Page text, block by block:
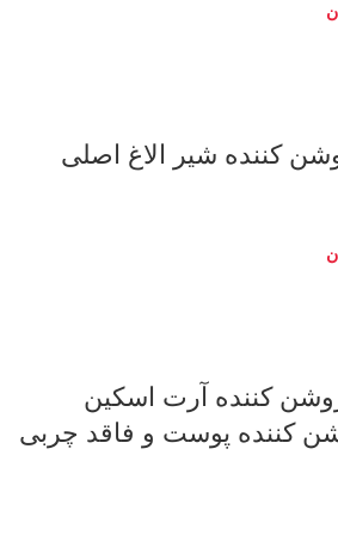
کننده شیر الاغ اصلی
کننده آرت اسکین
کننده پوست و فاقد چربی